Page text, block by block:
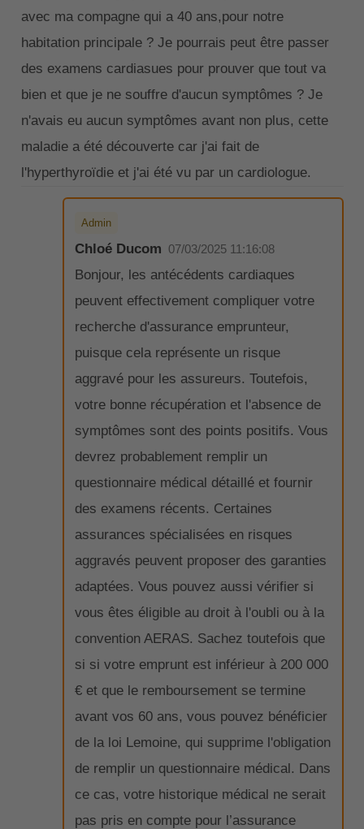
avec ma compagne qui a 40 ans,pour notre
habitation principale ? Je pourrais peut être passer
des examens cardiasues pour prouver que tout va
bien et que je ne souffre d'aucun symptômes ? Je
n'avais eu aucun symptômes avant non plus, cette
maladie a été découverte car j'ai fait de
l'hyperthyroïdie et j'ai été vu par un cardiologue.
Admin
Chloé Ducom 07/03/2025 11:16:08
Bonjour, les antécédents cardiaques
peuvent effectivement compliquer votre
recherche d'assurance emprunteur,
puisque cela représente un risque
aggravé pour les assureurs. Toutefois,
votre bonne récupération et l'absence de
symptômes sont des points positifs. Vous
devrez probablement remplir un
questionnaire médical détaillé et fournir
des examens récents. Certaines
assurances spécialisées en risques
aggravés peuvent proposer des garanties
adaptées. Vous pouvez aussi vérifier si
vous êtes éligible au droit à l'oubli ou à la
convention AERAS. Sachez toutefois que
si si votre emprunt est inférieur à 200 000
€ et que le remboursement se termine
avant vos 60 ans, vous pouvez bénéficier
de la loi Lemoine, qui supprime l'obligation
de remplir un questionnaire médical. Dans
ce cas, votre historique médical ne serait
pas pris en compte pour l’assurance